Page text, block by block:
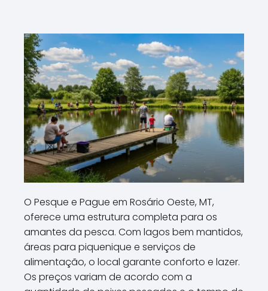
O Pesque e Pague em Rosário Oeste, MT,
oferece uma estrutura completa para os
amantes da pesca. Com lagos bem mantidos,
áreas para piquenique e serviços de
alimentação, o local garante conforto e lazer.
Os preços variam de acordo com a